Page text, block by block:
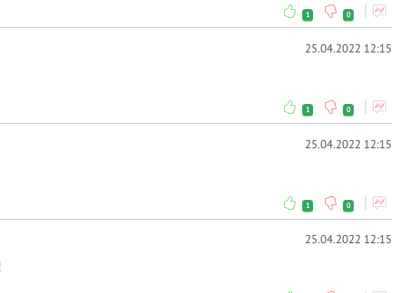
1 0
25.04.2022 12:15
1 0
25.04.2022 12:15
1 0
25.04.2022 12:15